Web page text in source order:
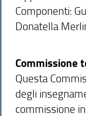
Componenti:
Donatella
Commissione
Questa
degli
commissione